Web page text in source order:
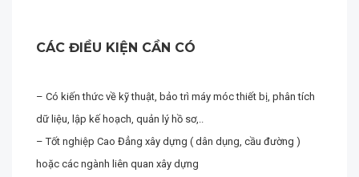
CÁC ĐIỀU KIỆN CẦN CÓ
– Có kiến thức về kỹ thuật, bảo trì máy móc thiết bị, phân tích
dữ liệu, lập kế hoạch, quản lý hồ sơ,..
– Tốt nghiệp Cao Đẳng xây dựng ( dân dụng, cầu đường )
hoặc các ngành liên quan xây dựng